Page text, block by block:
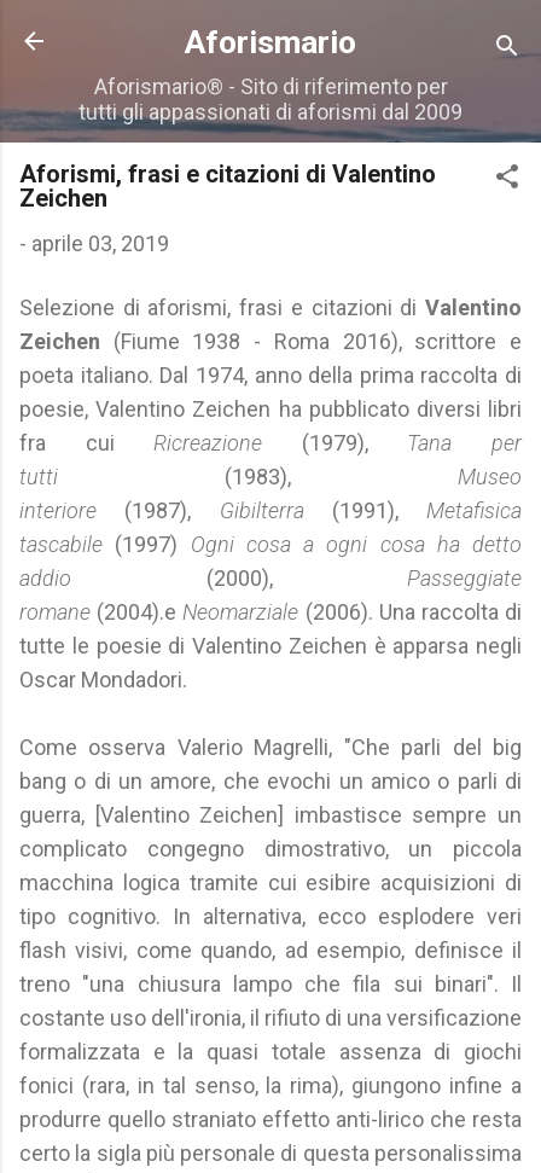
Passa ai contenuti principali
Aforismario
Aforismario® - Sito di riferimento per
tutti gli appassionati di aforismi dal 2009
Aforismi, frasi e citazioni di Valentino
Zeichen
- aprile 03, 2019
Selezione di aforismi, frasi e citazioni di Valentino
Zeichen (Fiume 1938 - Roma 2016), scrittore e
poeta italiano. Dal 1974, anno della prima raccolta di
poesie, Valentino Zeichen ha pubblicato diversi libri
fra cui Ricreazione (1979), Tana per
tutti (1983), Museo
interiore (1987), Gibilterra(1991), Metafisica
tascabile (1997) Ogni cosa a ogni cosa ha detto
addio (2000), Passeggiate
romane (2004).e Neomarziale (2006). Una raccolta di
tutte le poesie di Valentino Zeichen è apparsa negli
Oscar Mondadori.
Come osserva Valerio Magrelli, "Che parli del big
bang o di un amore, che evochi un amico o parli di
guerra, [Valentino Zeichen] imbastisce sempre un
complicato congegno dimostrativo, un piccola
macchina logica tramite cui esibire acquisizioni di
tipo cognitivo. In alternativa, ecco esplodere veri
flash visivi, come quando, ad esempio, definisce il
treno "una chiusura lampo che fila sui binari". Il
costante uso dell'ironia, il rifiuto di una versificazione
formalizzata e la quasi totale assenza di giochi
fonici (rara, in tal senso, la rima), giungono infine a
produrre quello straniato effetto anti-lirico che resta
certo la sigla più personale di questa personalissima